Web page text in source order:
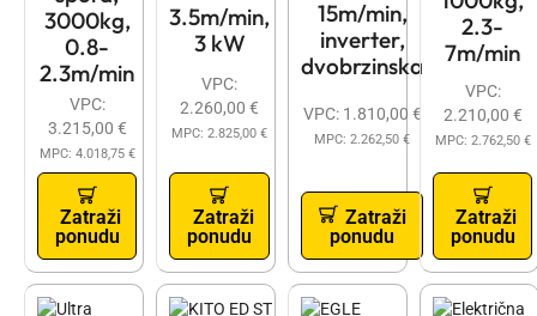
3000kg,
0.8-
2.3m/min
VPC:
3.215,00 €
MPC: 4.018,75 €
Zatraži
ponudu
3.5m/min,
3 kW
VPC:
2.260,00 €
MPC: 2.825,00 €
Zatraži
ponudu
15m/min,
inverter,
dvobrzinska
VPC: 1.810,00 €
MPC: 2.262,50 €
Zatraži
ponudu
2.3-
7m/min
VPC:
2.210,00 €
MPC: 2.762,50 €
Zatraži
ponudu